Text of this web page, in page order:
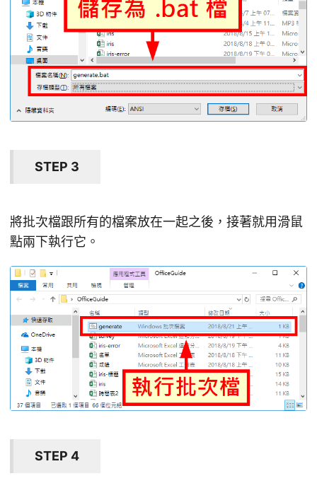
STEP 3
將批次檔跟所有的檔案放在一起之後，接著就用滑鼠
點兩下執行它。
STEP 4